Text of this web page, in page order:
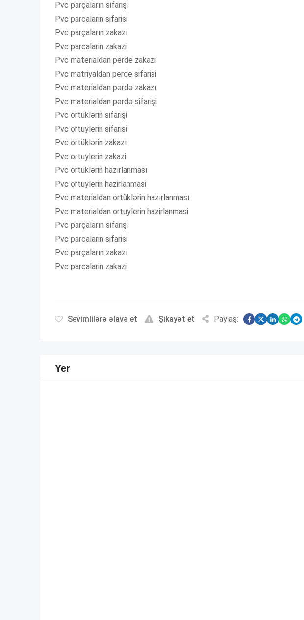
Pvc parçaların sifarişi
Pvc parcalarin sifarisi
Pvc parçaların zakazı
Pvc parcalarin zakazi
Pvc materialdan perde zakazi
Pvc matriyaldan perde sifarisi
Pvc materialdan pərdə zakazı
Pvc materialdan pərdə sifarişi
Pvc örtüklərin sifarişi
Pvc ortuylerin sifarisi
Pvc örtüklərin zakazı
Pvc ortuylerin zakazi
Pvc örtüklərin hazırlanması
Pvc ortuylerin hazirlanmasi
Pvc materialdan örtüklərin hazırlanması
Pvc materialdan ortuylerin hazirlanmasi
Pvc parçaların sifarişi
Pvc parcalarin sifarisi
Pvc parçaların zakazı
Pvc parcalarin zakazi
Sevimlilərə əlavə et Şikayət et Paylaş:
Yer